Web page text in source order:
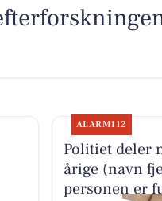
ALARM112
Politiet deler
årige (navn
personen er